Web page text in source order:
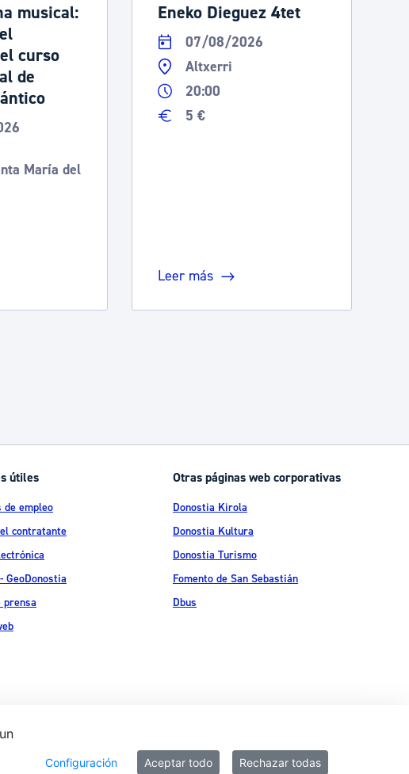
musical:
curso
de
María del
Eneko Dieguez 4tet
07/08/2026
Altxerri
20:00
5 €
Leer más
útiles
de empleo
contratante
GeoDonostia
prensa
Otras páginas web corporativas
Donostia Kirola
Donostia Kultura
Donostia Turismo
Fomento de San Sebastián
Dbus
legal Política de privacidad Política de cookies Declaración de accesibilidad
Configuración Aceptar todo Rechazar todas